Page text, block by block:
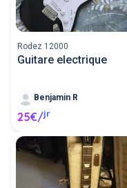
Rodez 12000
Guitare electrique
Benjamin R
25€/jr